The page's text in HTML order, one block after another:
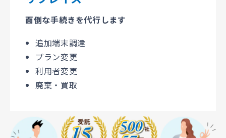
面倒な手続きを代行します
追加端末調達
プラン変更
利用者変更
廃棄・買取